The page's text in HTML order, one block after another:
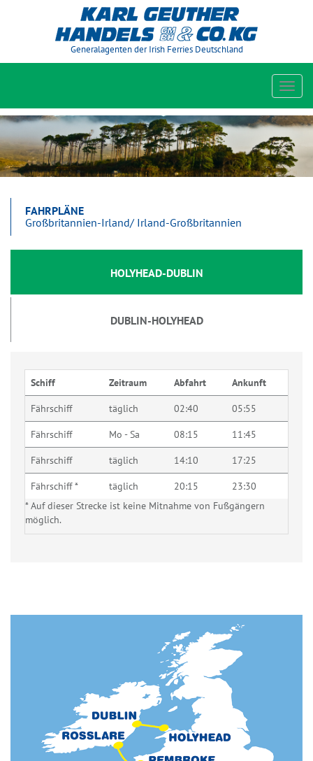
Generalagenten der Irish Ferries Deutschland
FAHRPLÄNE
Großbritannien-Irland/ Irland-Großbritannien
HOLYHEAD-DUBLIN
DUBLIN-HOLYHEAD
Schiff Zeitraum Abfahrt Ankunft
Fährschiff täglich 02:40 05:55
Fährschiff Mo - Sa 08:15 11:45
Fährschiff täglich 14:10 17:25
Fährschiff * täglich 20:15
23:30
* Auf dieser Strecke ist keine Mitnahme von Fußgängern
möglich.